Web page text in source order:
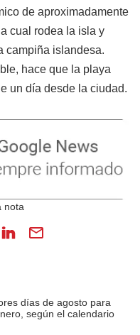
de aproximadamente
cual rodea la isla y
campiña islandesa.
hace que la playa
un día desde la ciudad.
días de agosto para
según el calendario